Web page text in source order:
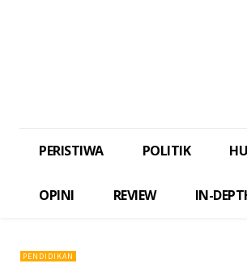
PERISTIWA POLITIK
OPINI REVIEW IN-
PENDIDIKAN